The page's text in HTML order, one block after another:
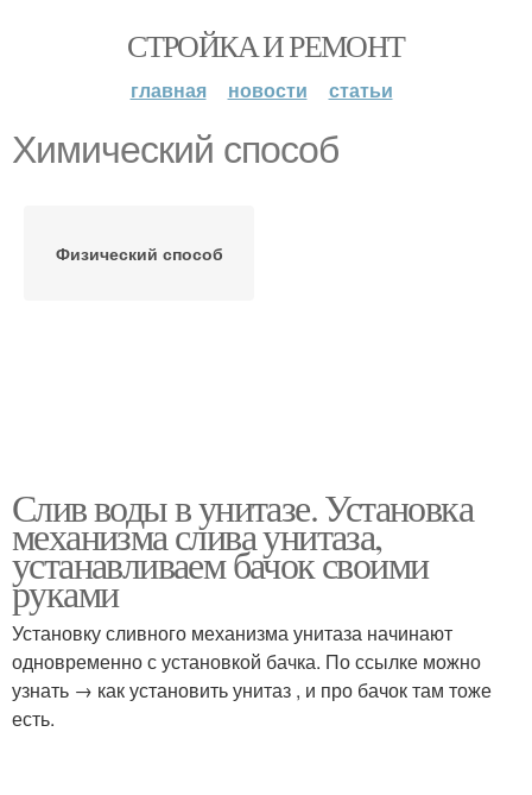
СТРОЙКА И РЕМОНТ
главная новости статьи
Химический способ
Физический способ
Слив воды в унитазе. Установка
механизма слива унитаза,
устанавливаем бачок своими
руками
Установку сливного механизма унитаза начинают
одновременно с установкой бачка. По ссылке можно
узнать → как установить унитаз , и про бачок там тоже
есть.